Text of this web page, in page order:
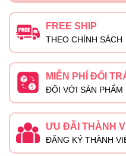
FREE SHIP
THEO CHÍNH SÁCH
MIỄN PHÍ ĐỔI
ĐỐI VỚI SẢN PHẨM
ƯU ĐÃI THÀNH
ĐĂNG KÝ THÀNH